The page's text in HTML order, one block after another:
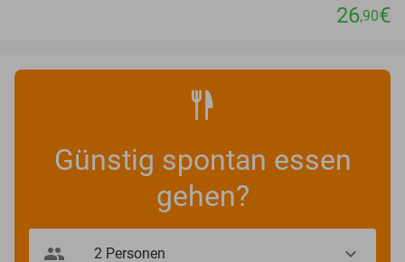
26,90€
Günstig spontan essen
gehen?